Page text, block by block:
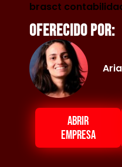
Oferecido por:
ABRIR
EMPRESA